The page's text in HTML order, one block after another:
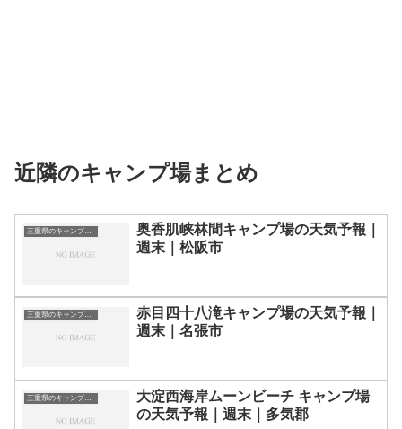
近隣のキャンプ場まとめ
三重県のキャンプ場一覧
奥香肌峡林間キャンプ場の天気予報｜
週末｜松阪市
三重県のキャンプ場一覧
赤目四十八滝キャンプ場の天気予報｜
週末｜名張市
三重県のキャンプ場一覧
大淀西海岸ムーンビーチ キャンプ場
の天気予報｜週末｜多気郡